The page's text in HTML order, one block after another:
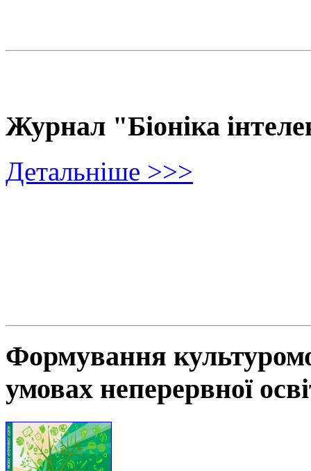
Журнал "Біоніка
Детальніше >>>
Формування
умовах неперервної